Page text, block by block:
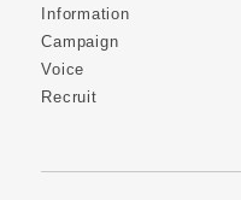
Information
Campaign
Voice
Recruit